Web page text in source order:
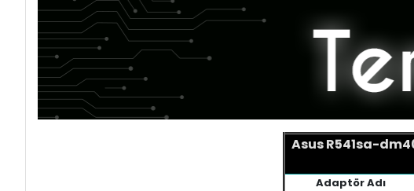
Asus R541sa-
Adaptör Adı